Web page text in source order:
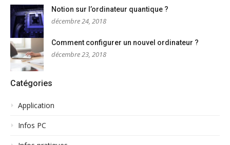
Notion sur l’ordinateur quantique ?
décembre 24, 2018
Comment configurer un nouvel ordinateur ?
décembre 23, 2018
Catégories
Application
Infos PC